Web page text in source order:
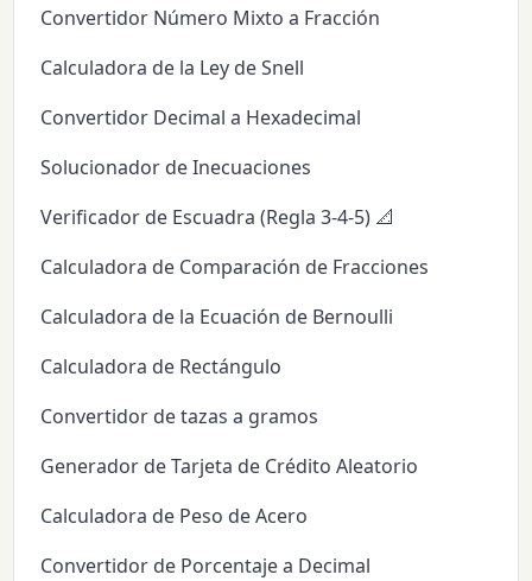
Convertidor Número Mixto a Fracción
Calculadora de la Ley de Snell
Convertidor Decimal a Hexadecimal
Solucionador de Inecuaciones
Verificador de Escuadra (Regla 3-4-5) 📐
Calculadora de Comparación de Fracciones
Calculadora de la Ecuación de Bernoulli
Calculadora de Rectángulo
Convertidor de tazas a gramos
Generador de Tarjeta de Crédito Aleatorio
Calculadora de Peso de Acero
Convertidor de Porcentaje a Decimal